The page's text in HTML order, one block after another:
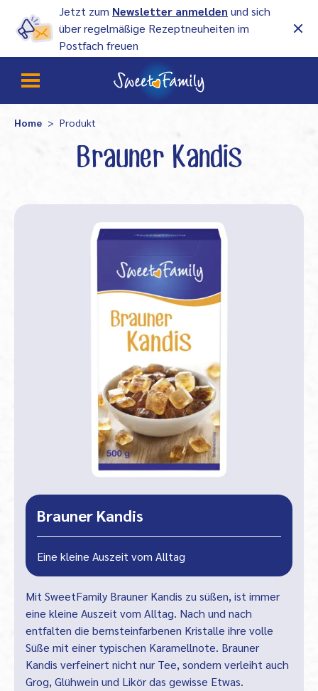
Jetzt zum Newsletter anmelden und sich
über regelmäßige Rezeptneuheiten im
Postfach freuen
Home Produkt
Brauner Kandis
Brauner Kandis
Eine kleine Auszeit vom Alltag
Mit SweetFamily Brauner Kandis zu süßen, ist immer
eine kleine Auszeit vom Alltag. Nach und nach
entfalten die bernsteinfarbenen Kristalle ihre volle
Süße mit einer typischen Karamellnote. Brauner
Kandis verfeinert nicht nur Tee, sondern verleiht auch
Grog, Glühwein und Likör das gewisse Etwas.